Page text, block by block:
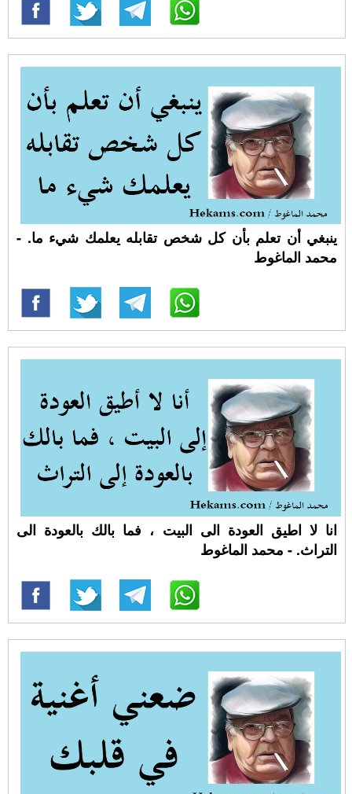
ينبغي أن تعلم بأن كل شخص تقابله يعلمك شيء ما. -
محمد الماغوط
انا لا اطيق العودة الى البيت ، فما بالك بالعودة الى
التراث. - محمد الماغوط